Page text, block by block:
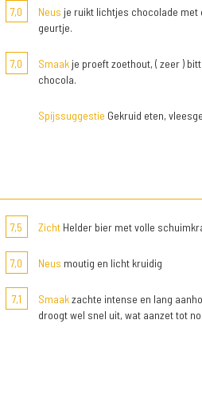
7,0 Neus je ruikt lichtjes chocolade met
geurtje.
7,0 Smaakje proeft zoethout, ( zeer )
chocola.
Spijssuggestie Gekruid eten,
7,5 ZichtHelder bier met volle
7,0 Neus moutig en licht kruidig
7,1 Smaakzachte intense en lang
droogt wel snel uit, wat aanzet tot